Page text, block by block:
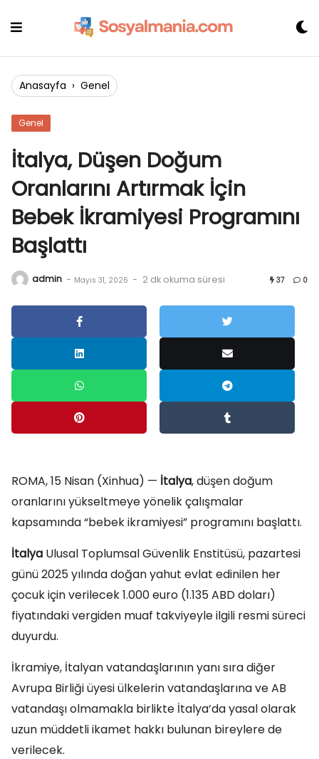
Anasayfa › Genel
Genel
İtalya, Düşen Doğum
Oranlarını Artırmak İçin
Bebek İkramiyesi Programını
Başlattı
admin - Mayıs 31, 2026 - 2 dk okuma süresi 37 0
ROMA, 15 Nisan (Xinhua) — İtalya, düşen doğum
oranlarını yükseltmeye yönelik çalışmalar
kapsamında “bebek ikramiyesi” programını başlattı.
İtalya Ulusal Toplumsal Güvenlik Enstitüsü, pazartesi
günü 2025 yılında doğan yahut evlat edinilen her
çocuk için verilecek 1.000 euro (1.135 ABD doları)
fiyatındaki vergiden muaf takviyeyle ilgili resmi süreci
duyurdu.
İkramiye, İtalyan vatandaşlarının yanı sıra diğer
Avrupa Birliği üyesi ülkelerin vatandaşlarına ve AB
vatandaşı olmamakla birlikte İtalya’da yasal olarak
uzun müddetli ikamet hakkı bulunan bireylere de
verilecek.